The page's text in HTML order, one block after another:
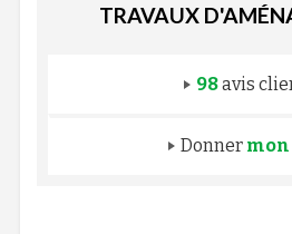
TRAVAUX
98avis
Donner mon